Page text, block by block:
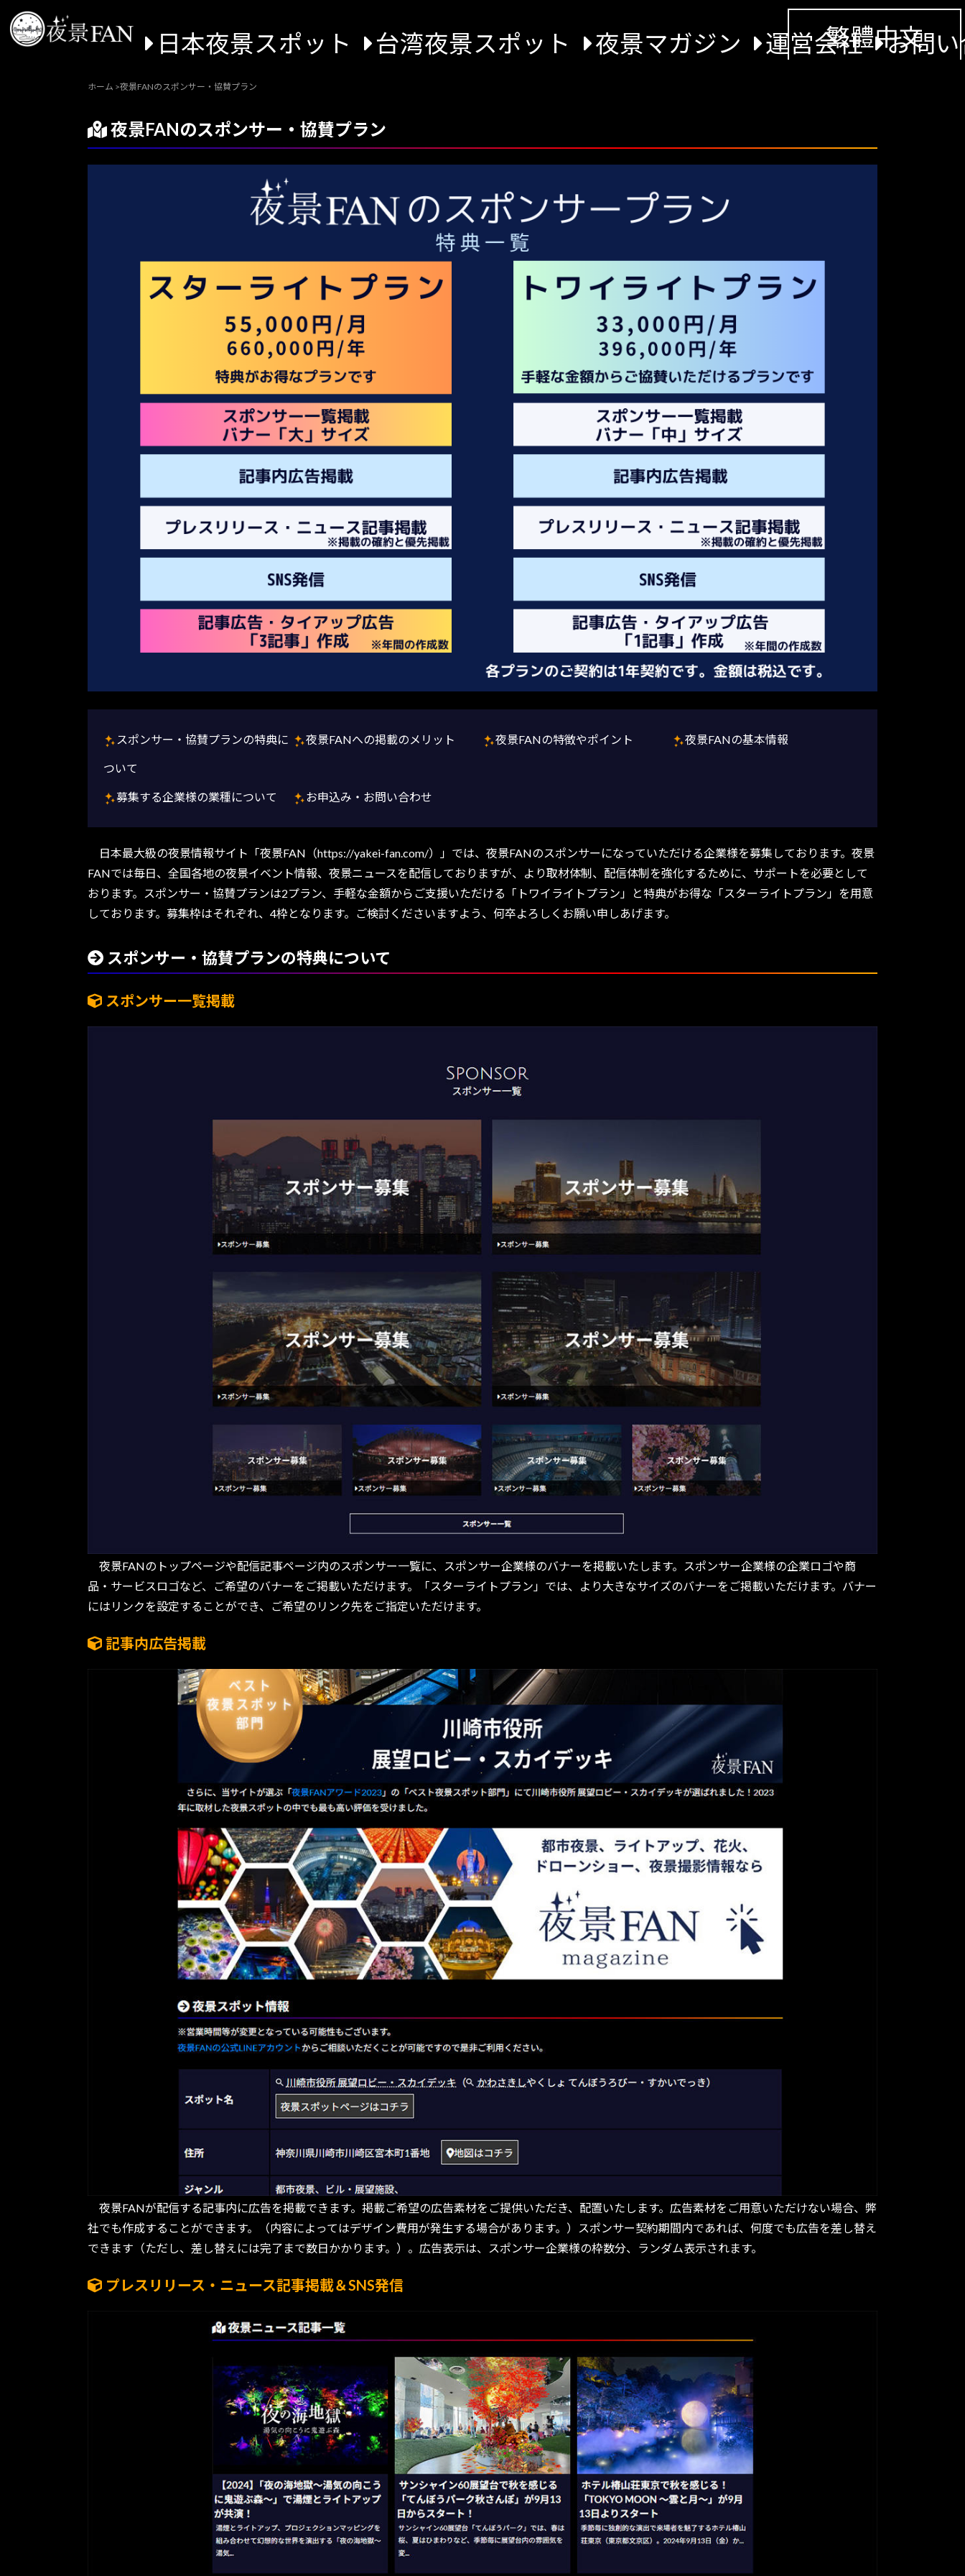
日本夜景スポット 台湾夜景スポット 夜景マガジン 運営会社 お問
繁體中文
ホーム >夜景FANのスポンサー・協賛プラン
夜景FANのスポンサー・協賛プラン
スポンサー・協賛プランの特典に
ついて
夜景FANへの掲載のメリット 夜景FANの特徴やポイント 夜景FANの基本情報
募集する企業様の業種について お申込み・お問い合わせ
日本最大級の夜景情報サイト「夜景FAN（https://yakei-fan.com/）」では、夜景FANのスポンサーになっていただける企業様を募集しております。夜景
FANでは毎日、全国各地の夜景イベント情報、夜景ニュースを配信しておりますが、より取材体制、配信体制を強化するために、サポートを必要として
おります。スポンサー・協賛プランは2プラン、手軽な金額からご支援いただける「トワイライトプラン」と特典がお得な「スターライトプラン」を用意
しております。募集枠はそれぞれ、4枠となります。ご検討くださいますよう、何卒よろしくお願い申しあげます。
スポンサー・協賛プランの特典について
スポンサー一覧掲載
夜景FANのトップページや配信記事ページ内のスポンサー一覧に、スポンサー企業様のバナーを掲載いたします。スポンサー企業様の企業ロゴや商
品・サービスロゴなど、ご希望のバナーをご掲載いただけます。「スターライトプラン」では、より大きなサイズのバナーをご掲載いただけます。バナー
にはリンクを設定することができ、ご希望のリンク先をご指定いただけます。
記事内広告掲載
夜景FANが配信する記事内に広告を掲載できます。掲載ご希望の広告素材をご提供いただき、配置いたします。広告素材をご用意いただけない場合、弊
社でも作成することができます。（内容によってはデザイン費用が発生する場合があります。）スポンサー契約期間内であれば、何度でも広告を差し替え
できます（ただし、差し替えには完了まで数日かかります。）。広告表示は、スポンサー企業様の枠数分、ランダム表示されます。
プレスリリース・ニュース記事掲載＆SNS発信